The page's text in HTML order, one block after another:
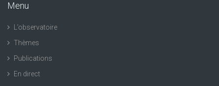
Menu
L’observatoire
Thèmes
Publications
En direct